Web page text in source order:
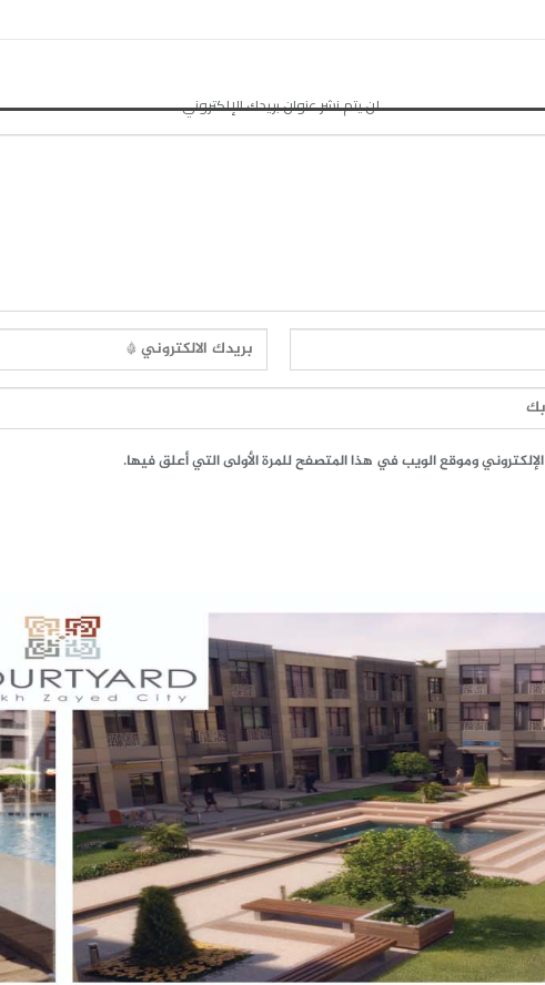
لن يتم نشر عنوان بريدك الإلكتروني.
وموقع الويب في هذا المتصفح للمرة الأولى التي أعلق فيها.